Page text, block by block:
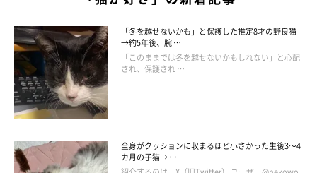
「冬を越せないかも」と保護した推定8才の野良猫
→約5年後、腕 …
「このままでは冬を越せないかもしれない」と心配
され、保護され …
全身がクッションに収まるほど小さかった生後3～4
カ月の子猫→ …